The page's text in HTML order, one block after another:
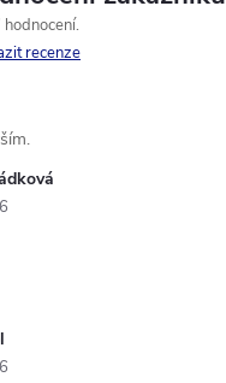
recenze